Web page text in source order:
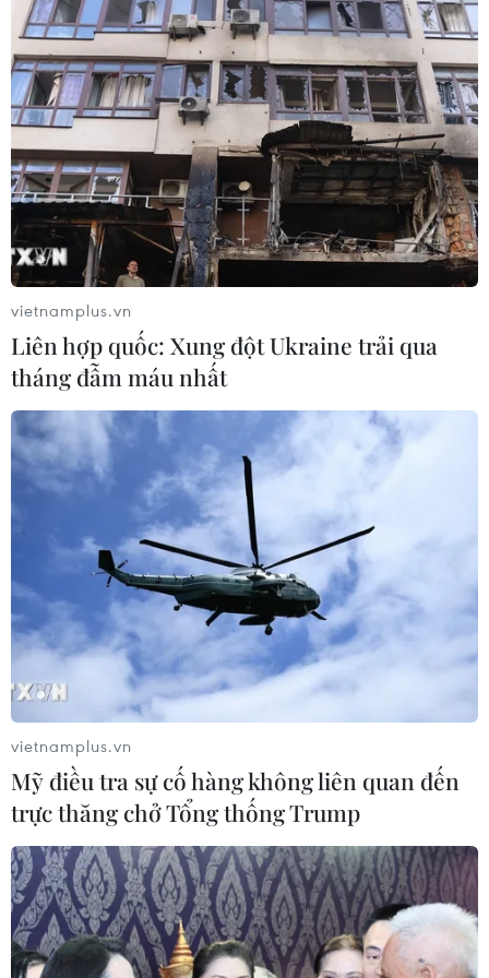
trung giải quyết những vấn đề cấp bách trong
hoạt động kinh doanh lữ hành, chất lượng dịch
vụ cơ sở lưu trú, hướng dẫn viên du lịch.
Công tác quản lý Nhà nước đã tạo chuyển biến
tích cực, góp phần lành mạnh hóa môi trường
kinh doanh du lịch, đạt được nhiều kết quả./.
(Vietnam+)
#Quảng Ninh #Du lịch Quảng Ninh
#Kinh tế mũi nhọn
#Vịnh Hạ Long
#Yên Tử Quảng Ninh
Theo dõi VietnamPlus
vietnamplus.vn
Liên hợp quốc: Xung đột Ukraine trải qua
tháng đẫm máu nhất
vietnamplus.vn
Mỹ điều tra sự cố hàng không liên quan đến
trực thăng chở Tổng thống Trump